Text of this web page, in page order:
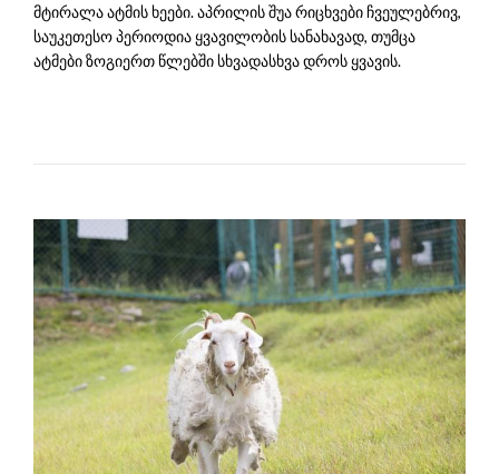
მტირალა ატმის ხეები. აპრილის შუა რიცხვები ჩვეულებრივ,
საუკეთესო პერიოდია ყვავილობის სანახავად, თუმცა
ატმები ზოგიერთ წლებში სხვადასხვა დროს ყვავის.